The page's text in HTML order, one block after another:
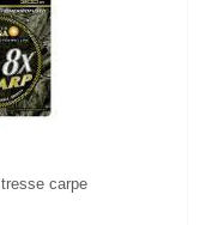
carpe